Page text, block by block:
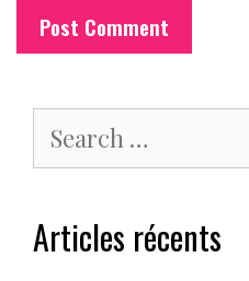
for:
Articles récents